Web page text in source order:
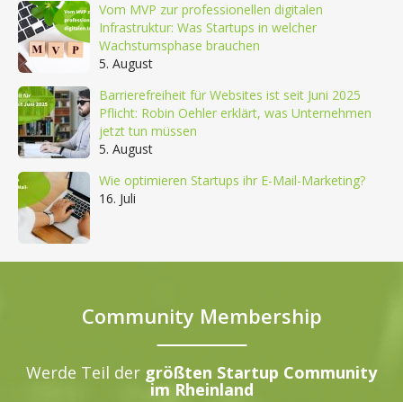
Vom MVP zur professionellen digitalen
Infrastruktur: Was Startups in welcher
Wachstumsphase brauchen
5. August
Barrierefreiheit für Websites ist seit Juni 2025
Pflicht: Robin Oehler erklärt, was Unternehmen
jetzt tun müssen
5. August
Wie optimieren Startups ihr E-Mail-Marketing?
16. Juli
Community Membership
Werde Teil der größten Startup Community
im Rheinland